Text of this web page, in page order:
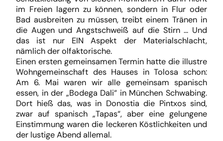
im Freien lagern zu können, sondern in Flur oder
Bad ausbreiten zu müssen, treibt einem Tränen in
die Augen und Angstschweiß auf die Stirn … Und
das ist nur EIN Aspekt der Materialschlacht,
nämlich der olfaktorische.
Einen ersten gemeinsamen Termin hatte die illustre
Wohngemeinschaft des Hauses in Tolosa schon:
Am 6. Mai waren wir alle gemeinsam spanisch
essen, in der „Bodega Dali“ in München Schwabing.
Dort hieß das, was in Donostia die Pintxos sind,
zwar auf spanisch „Tapas“, aber eine gelungene
Einstimmung waren die leckeren Köstlichkeiten und
der lustige Abend allemal.